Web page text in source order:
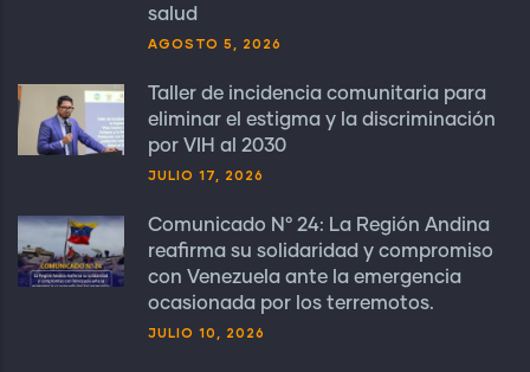
salud
AGOSTO 5, 2026
Taller de incidencia comunitaria para
eliminar el estigma y la discriminación
por VIH al 2030
JULIO 17, 2026
Comunicado N° 24: La Región Andina
reafirma su solidaridad y compromiso
con Venezuela ante la emergencia
ocasionada por los terremotos.
JULIO 10, 2026